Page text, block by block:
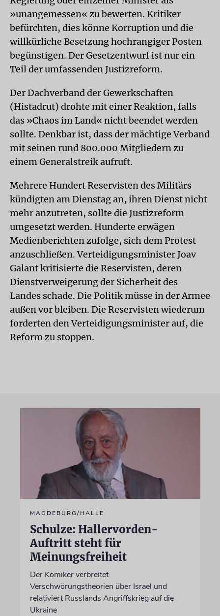
»unangemessen« zu bewerten. Kritiker
befürchten, dies könne Korruption und die
willkürliche Besetzung hochrangiger Posten
begünstigen. Der Gesetzentwurf ist nur ein
Teil der umfassenden Justizreform.
Der Dachverband der Gewerkschaften
(Histadrut) drohte mit einer Reaktion, falls
das »Chaos im Land« nicht beendet werden
sollte. Denkbar ist, dass der mächtige Verband
mit seinen rund 800.000 Mitgliedern zu
einem Generalstreik aufruft.
Mehrere Hundert Reservisten des Militärs
kündigten am Dienstag an, ihren Dienst nicht
mehr anzutreten, sollte die Justizreform
umgesetzt werden. Hunderte erwägen
Medienberichten zufolge, sich dem Protest
anzuschließen. Verteidigungsminister Joav
Galant kritisierte die Reservisten, deren
Dienstverweigerung der Sicherheit des
Landes schade. Die Politik müsse in der Armee
außen vor bleiben. Die Reservisten wiederum
forderten den Verteidigungsminister auf, die
Reform zu stoppen.
MAGDEBURG/HALLE
Schulze: Hallervorden-
Auftritt steht für
Meinungsfreiheit
Der Komiker verbreitet
Verschwörungstheorien über Israel und
relativiert Russlands Angriffskrieg auf die
Ukraine